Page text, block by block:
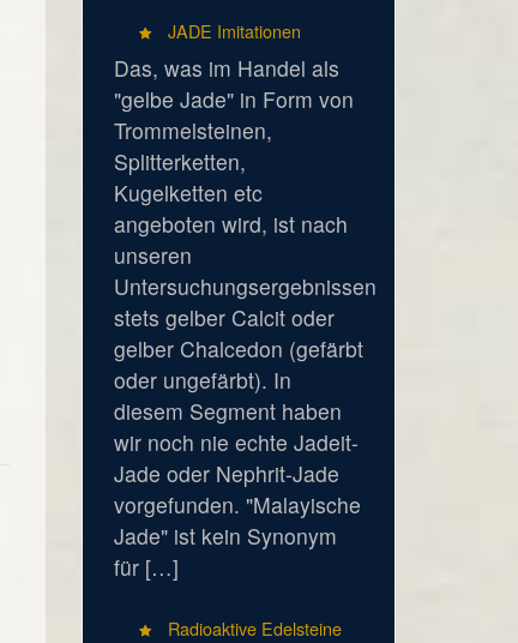
JADE Imitationen
Das, was im Handel als
"gelbe Jade" in Form von
Trommelsteinen,
Splitterketten,
Kugelketten etc
angeboten wird, ist nach
unseren
Untersuchungsergebnissen
stets gelber Calcit oder
gelber Chalcedon (gefärbt
oder ungefärbt). In
diesem Segment haben
wir noch nie echte Jadeit-
Jade oder Nephrit-Jade
vorgefunden. "Malayische
Jade" ist kein Synonym
für […]
Radioaktive Edelsteine